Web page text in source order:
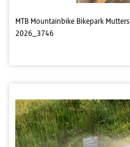
MTB Mountainbike Bikepark Mutters
2026_3746